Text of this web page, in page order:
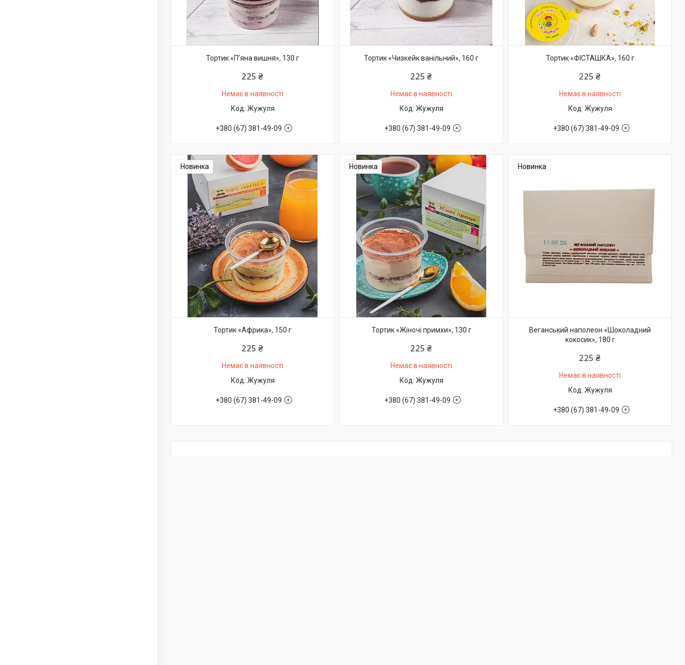
Тортик «П'яна вишня», 130 г
225 ₴
Немає в наявності
Жужуля
+380 (67) 381-49-09
Тортик «Чизкейк ванільний», 160 г
225 ₴
Немає в наявності
Жужуля
+380 (67) 381-49-09
Тортик «ФІСТАШКА», 160 г
225 ₴
Немає в наявності
Жужуля
+380 (67) 381-49-09
Новинка
Тортик «Африка», 150 г
225 ₴
Немає в наявності
Жужуля
+380 (67) 381-49-09
Новинка
Тортик «Жіночі примхи», 130 г
225 ₴
Немає в наявності
Жужуля
+380 (67) 381-49-09
Новинка
Веганський наполеон «Шоколадний
кокосик», 180 г
225 ₴
Немає в наявності
Жужуля
+380 (67) 381-49-09